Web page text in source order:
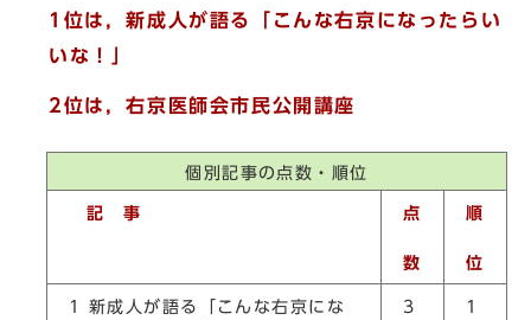
1位は，新成人が語る「こんな右京になったらい
いな！」
2位は，右京医師会市民公開講座
個別記事の点数・順位
記 事 点
数
順
位
1 新成人が語る「こんな右京にな
3
1